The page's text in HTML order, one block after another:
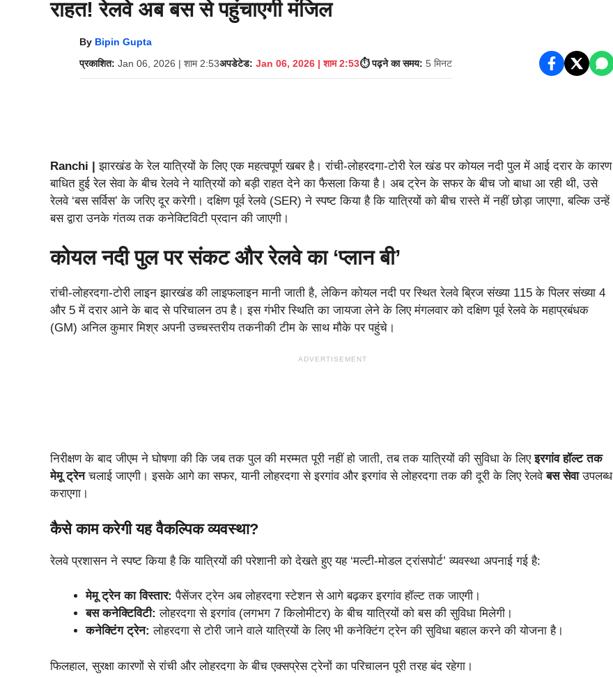
राहत! रेलवे अब बस से पहुंचाएगी मंजिल
By Bipin Gupta
प्रकाशित: Jan 06, 2026 | शाम 2:53अपडेटेड: Jan 06, 2026 | शाम 2:53⏱️ पढ़ने का समय: 5 मिनट
Ranchi |झारखंड के रेल यात्रियों के लिए एक महत्वपूर्ण खबर है। रांची-लोहरदगा-टोरी रेल खंड पर कोयल नदी पुल में आई दरार के कारण
बाधित हुई रेल सेवा के बीच रेलवे ने यात्रियों को बड़ी राहत देने का फैसला किया है। अब ट्रेन के सफर के बीच जो बाधा आ रही थी, उसे
रेलवे ‘बस सर्विस’ के जरिए दूर करेगी। दक्षिण पूर्व रेलवे (SER) ने स्पष्ट किया है कि यात्रियों को बीच रास्ते में नहीं छोड़ा जाएगा, बल्कि उन्हें
बस द्वारा उनके गंतव्य तक कनेक्टिविटी प्रदान की जाएगी।
​कोयल नदी पुल पर संकट और रेलवे का ‘प्लान बी’
​रांची-लोहरदगा-टोरी लाइन झारखंड की लाइफलाइन मानी जाती है, लेकिन कोयल नदी पर स्थित रेलवे ब्रिज संख्या 115 के पिलर संख्या 4
और 5 में दरार आने के बाद से परिचालन ठप है। इस गंभीर स्थिति का जायजा लेने के लिए मंगलवार को दक्षिण पूर्व रेलवे के महाप्रबंधक
(GM) अनिल कुमार मिश्र अपनी उच्चस्तरीय तकनीकी टीम के साथ मौके पर पहुंचे।
ADVERTISEMENT
​निरीक्षण के बाद जीएम ने घोषणा की कि जब तक पुल की मरम्मत पूरी नहीं हो जाती, तब तक यात्रियों की सुविधा के लिएइरगांव हॉल्ट तक
मेमू ट्रेनचलाई जाएगी। इसके आगे का सफर, यानी लोहरदगा से इरगांव और इरगांव से लोहरदगा तक की दूरी के लिए रेलवेबस सेवाउपलब्ध
कराएगा।
​कैसे काम करेगी यह वैकल्पिक व्यवस्था?
​रेलवे प्रशासन ने स्पष्ट किया है कि यात्रियों की परेशानी को देखते हुए यह ‘मल्टी-मोडल ट्रांसपोर्ट’ व्यवस्था अपनाई गई है:
मेमू ट्रेन का विस्तार: पैसेंजर ट्रेन अब लोहरदगा स्टेशन से आगे बढ़कर इरगांव हॉल्ट तक जाएगी।
बस कनेक्टिविटी: लोहरदगा से इरगांव (लगभग 7 किलोमीटर) के बीच यात्रियों को बस की सुविधा मिलेगी।
कनेक्टिंग ट्रेन: लोहरदगा से टोरी जाने वाले यात्रियों के लिए भी कनेक्टिंग ट्रेन की सुविधा बहाल करने की योजना है।
​फिलहाल, सुरक्षा कारणों से रांची और लोहरदगा के बीच एक्सप्रेस ट्रेनों का परिचालन पूरी तरह बंद रहेगा।